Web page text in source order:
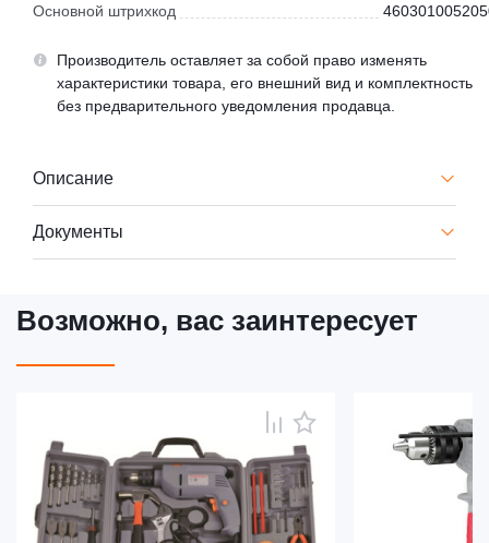
Основной штрихкод
Производитель оставляет за собой право изменять
характеристики товара, его внешний вид и комплектность
без предварительного уведомления продавца.
Описание
Документы
Возможно, вас заинтересует